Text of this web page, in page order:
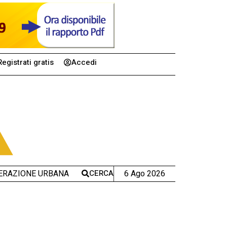
gratis Accedi
URBANA CERCA 6 Ago 2026